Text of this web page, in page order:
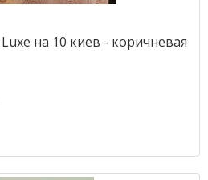
на 10 киев - коричневая